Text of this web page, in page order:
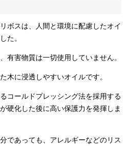
ボスは、人間と環境に配慮したオイ
た。
有害物質は一切使用していません。
木に浸透しやすいオイルです。
コールドプレッシング法を採用する
硬化した後に高い保護力を発揮しま
であっても、アレルギーなどのリス